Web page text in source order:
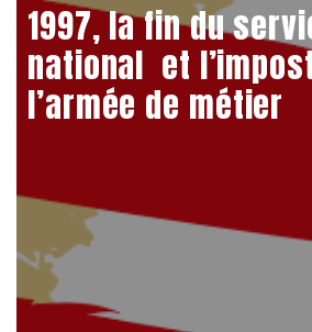
1997, la fin du
national et
l’armée de métier